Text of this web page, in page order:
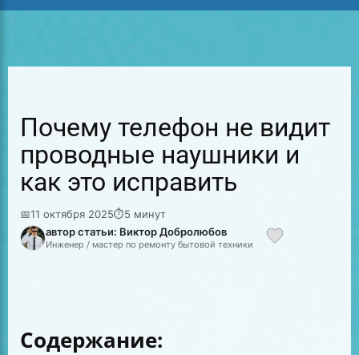
Почему телефон не видит
проводные наушники и
как это исправить
📅11 октября 2025⏱5 минут
автор статьи: Виктор Добролюбов
Инженер / мастер по ремонту бытовой техники
Содержание: